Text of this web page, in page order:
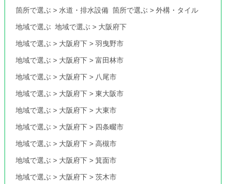
箇所で選ぶ > 水道・排水設備 箇所で選ぶ >外構・タイル
地域で選ぶ 地域で選ぶ > 大阪府下
地域で選ぶ > 大阪府下 >羽曳野市
地域で選ぶ > 大阪府下 >富田林市
地域で選ぶ > 大阪府下 > 八尾市
地域で選ぶ > 大阪府下 >東大阪市
地域で選ぶ > 大阪府下 > 大東市
地域で選ぶ > 大阪府下 > 四条畷市
地域で選ぶ > 大阪府下 >高槻市
地域で選ぶ > 大阪府下 >箕面市
地域で選ぶ > 大阪府下 >茨木市